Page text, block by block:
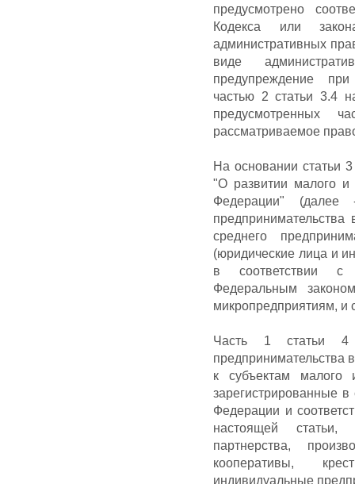
предусмотрено
Кодекса или
административных
виде
предупреждение при
частью 2 статьи 3.4
предусмотренных
рассматриваемое
На основании статьи
"О развитии малого и
Федерации"
среднего
(юридические лица и
в соответствии с
Федеральным
микропредприятиям, и
Часть 1 статьи
предпринимательства
к субъектам малого
зарегистрированные в
Федерации и
настоящей статьи,
партнерства,
кооперативы,
индивидуальные